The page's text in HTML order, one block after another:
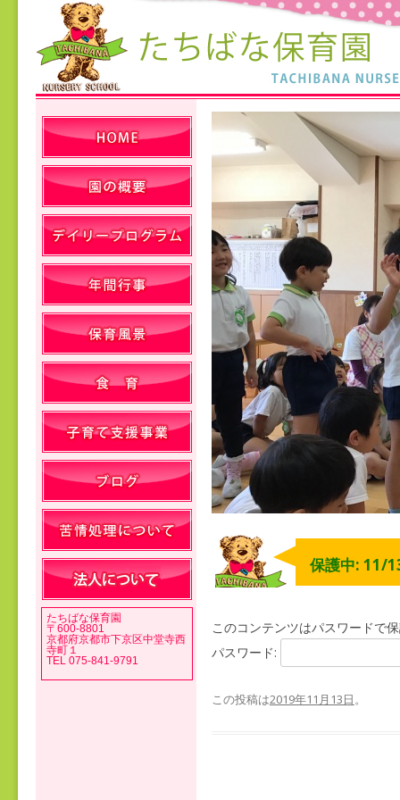
保護中: 11/
このコンテンツはパスワードで
パスワード:
この投稿は2019年11月13日。
たちばな保育園
〒600-8801
京都府京都市下京区中堂寺西
寺町１
TEL 075-841-9791